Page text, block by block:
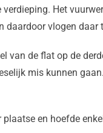
Het
daardoor vlogen
van de flat op de
mis kunnen
plaatse en hoefde